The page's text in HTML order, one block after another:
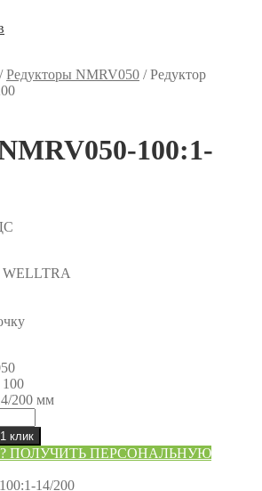
/Редукторы NMRV050 /Редуктор
100:1-
100
200 мм
клик
ПОЛУЧИТЬ ПЕРСОНАЛЬНУЮ
14/200